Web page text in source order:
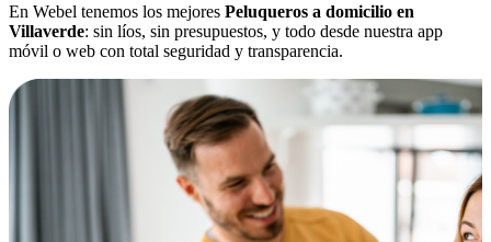
En Webel tenemos los mejores Peluqueros a domicilio en
Villaverde: sin líos, sin presupuestos, y todo desde nuestra app
móvil o web con total seguridad y transparencia.